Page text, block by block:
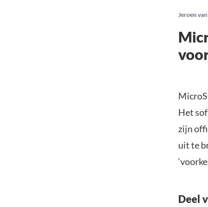
Jeroen
Het
zijn
uit te
Deel